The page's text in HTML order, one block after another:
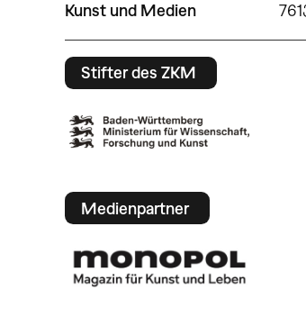
Kunst und Medien
Stifter des ZKM
Medienpartner